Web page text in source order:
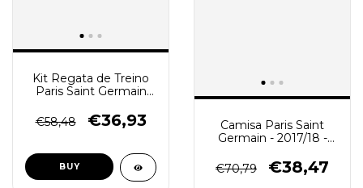
Kit Regata de Treino
Paris Saint Germain
- Vermelha
€58,48 €36,93
BUY
Camisa Paris Saint
Germain - 2017/18 -
Azul
€70,79 €38,47